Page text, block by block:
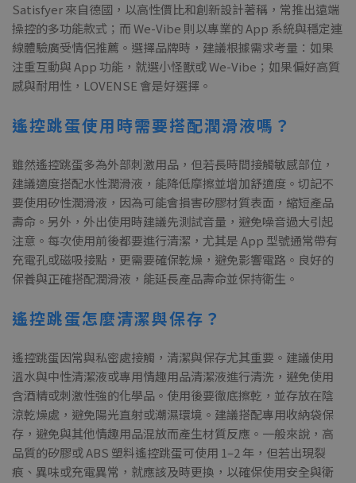
Satisfyer 來自德國，以高性價比和創新設計著稱，常推出遠端
操控的多功能款式；而 We-Vibe 則以專業的 App 系統與穩定連
線體驗廣受情侶推薦。選擇品牌時，建議根據需求考量：如果
注重互動與 App 功能，就選小怪獸或 We-Vibe；如果偏好高質
感與耐用性，LOVENSE 會是好選擇。
遙控跳蛋使用時需要搭配潤滑液嗎？
雖然遙控跳蛋多為外部刺激用品，但若長時間接觸敏感部位，
建議適度搭配水性潤滑液，能降低摩擦並增加舒適度。切記不
要使用矽性潤滑液，因為可能會損害矽膠材質表面，縮短產品
壽命。另外，外出使用時建議先測試音量，避免噪音過大引起
注意。每次使用前後都要進行清潔，尤其是 App 型號通常帶有
充電孔或磁吸接點，更需要確保乾燥，避免影響電路。良好的
保養與正確搭配潤滑液，能延長產品壽命並保持衛生。
遙控跳蛋怎麼清潔與保存？
遙控跳蛋因常與私密處接觸，清潔與保存尤其重要。建議使用
溫水與中性清潔液或專用情趣用品清潔液進行清洗，避免使用
含酒精或刺激性強的化學品。使用後要徹底擦乾，並存放在陰
涼乾燥處，避免陽光直射或潮濕環境。建議搭配專用收納袋保
存，避免與其他情趣用品混放而產生材質反應。一般來說，高
品質的矽膠或 ABS 塑料遙控跳蛋可使用 1–2 年，但若出現裂
痕、異味或充電異常，就應該及時更換，以確保使用安全與衛